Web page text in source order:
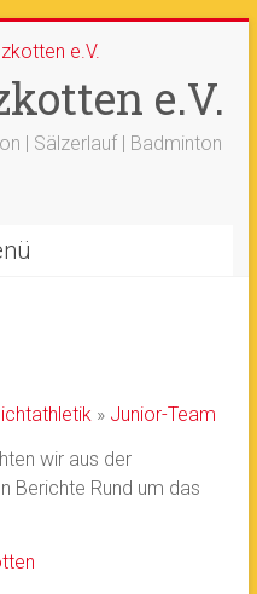
e.V.
| Sälzerlauf | Badminton
» Junior-Team
wir aus der
Berichte Rund um das
+++
saelzer.tv
+++
+++
Ok!